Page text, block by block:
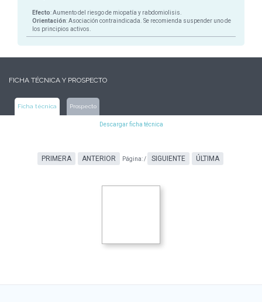
Efecto: Aumento del riesgo de miopatía y rabdomiolisis.
Orientación: Asociación contraindicada. Se recomienda suspender uno de
los principios activos.
FICHA TÉCNICA Y PROSPECTO
Ficha técnica Prospecto
Descargar ficha técnica
PRIMERA ANTERIOR Página:/ SIGUIENTE ÚLTIMA